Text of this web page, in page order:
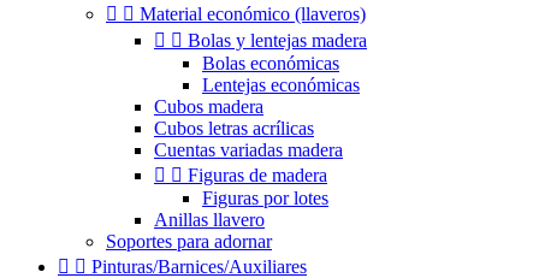
  Material económico (llaveros)
  Bolas y lentejas madera
Bolas económicas
Lentejas económicas
Cubos madera
Cubos letras acrílicas
Cuentas variadas madera
  Figuras de madera
Figuras por lotes
Anillas llavero
Soportes para adornar
  Pinturas/Barnices/Auxiliares